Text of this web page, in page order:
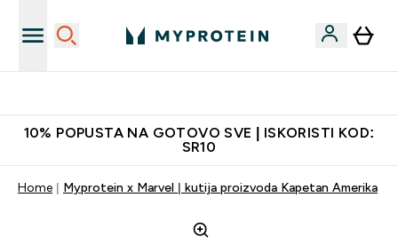
10% POPUSTA NA GOTOVO SVE | ISKORISTI KOD:
SR10
Home Myprotein x Marvel | kutija proizvoda Kapetan Amerika